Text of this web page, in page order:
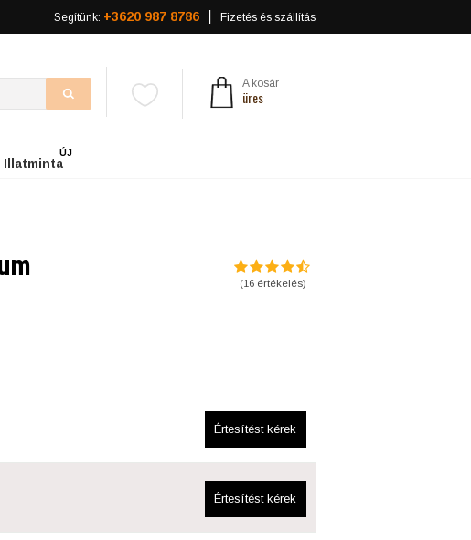
Segítünk: +3620 987 8786 Fizetés és szállítás
A kosár
üres
Illatminta
ÚJ
(16értékelés)
Értesítést kérek
Értesítést kérek